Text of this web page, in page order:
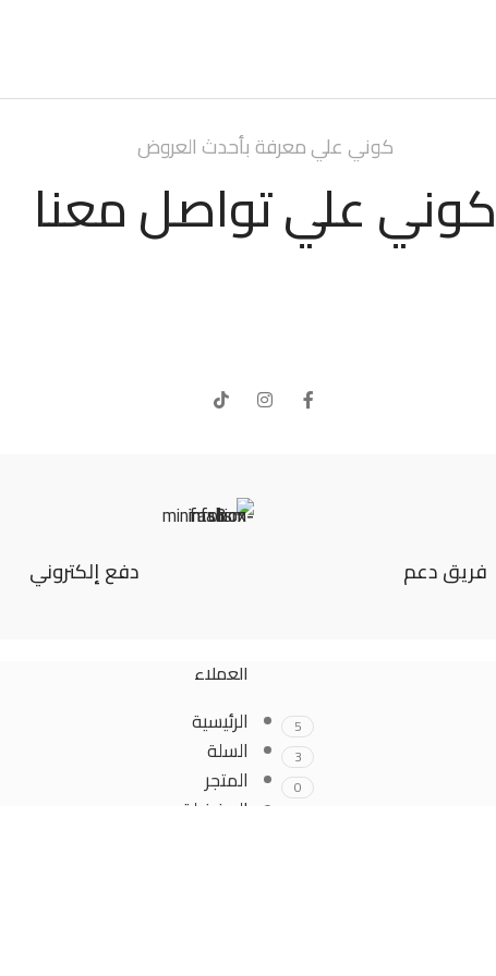
كوني علي معرفة بأحدث العروض
كوني علي تواصل معنا
فريق دعم دفع إلكتروني
5
3
0
العملاء
الرئيسية
السلة
المتجر
المفضلة